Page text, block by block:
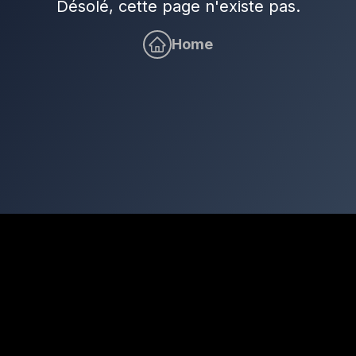
Désolé, cette page n'existe pas.
Home